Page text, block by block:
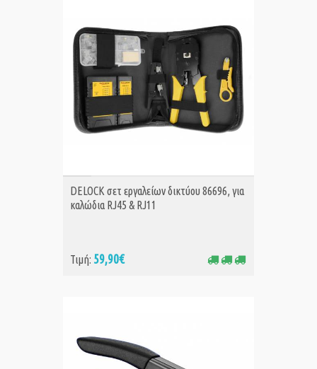
ΑΓΟΡΑ
DELOCK σετ εργαλείων δικτύου 86696, για
καλώδια RJ45 & RJ11
Τιμή: 59,90€